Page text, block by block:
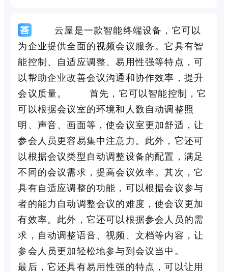
云屋是一款智能终端设备，它可以
为企业提供全面的视频会议服务。它具有智
能控制、自适应调整、易用性强等特点，可
以帮助企业改善会议沟通和协作效率，提升
会议质量。 首先，它可以智能控制，它
可以根据会议室的环境和人数自动调整照
明、声音、画面等，使会议室更加舒适，让
参会人员更容易集中注意力。此外，它还可
以根据会议类型自动调整设备的配置，满足
不同的会议需求，提高会议效率。其次，它
具有自适应调整的功能，可以根据会议参与
者的能力自动调整会议的难度，使会议更加
有效率。此外，它还可以根据参会人员的需
求，自动调整语音、视频、文档等内容，让
参会人员更加轻松地参与到会议当中。
最后，它还具有易用性强的特点，可以让用